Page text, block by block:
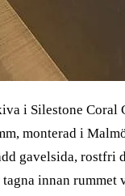
i Silestone Coral
monterad i
gavelsida, rostfri
innan rummet